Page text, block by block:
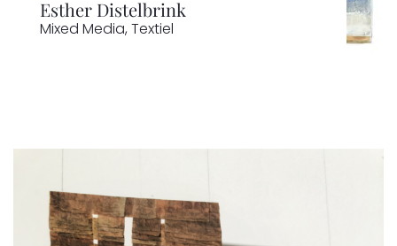
Esther Distelbrink
Mixed Media, Textiel